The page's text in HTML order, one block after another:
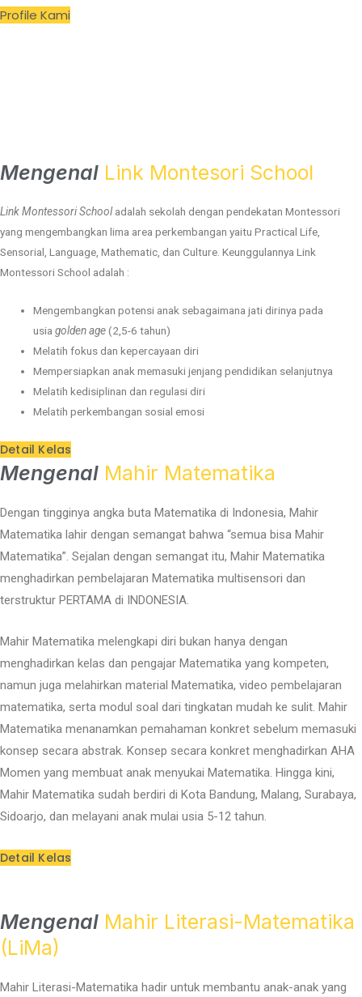
Profile Kami
Mengenal Link Montesori School
Link Montessori Schooladalah sekolah dengan pendekatan Montessori
yang mengembangkan lima area perkembangan yaitu Practical Life,
Sensorial, Language, Mathematic, dan Culture. Keunggulannya Link
Montessori School adalah :
Mengembangkan potensi anak sebagaimana jati dirinya pada
usiagolden age(2,5-6 tahun)
Melatih fokus dan kepercayaan diri
Mempersiapkan anak memasuki jenjang pendidikan selanjutnya
Melatih kedisiplinan dan regulasi diri
Melatih perkembangan sosial emosi
Detail Kelas
Mengenal Mahir Matematika
Dengan tingginya angka buta Matematika di Indonesia, Mahir
Matematika lahir dengan semangat bahwa “semua bisa Mahir
Matematika”. Sejalan dengan semangat itu, Mahir Matematika
menghadirkan pembelajaran Matematika multisensori dan
terstruktur PERTAMA di INDONESIA.
Mahir Matematika melengkapi diri bukan hanya dengan
menghadirkan kelas dan pengajar Matematika yang kompeten,
namun juga melahirkan material Matematika, video pembelajaran
matematika, serta modul soal dari tingkatan mudah ke sulit. Mahir
Matematika menanamkan pemahaman konkret sebelum memasuki
konsep secara abstrak. Konsep secara konkret menghadirkan AHA
Momen yang membuat anak menyukai Matematika. Hingga kini,
Mahir Matematika sudah berdiri di Kota Bandung, Malang, Surabaya,
Sidoarjo, dan melayani anak mulai usia 5-12 tahun.
Detail Kelas
Mengenal Mahir Literasi-Matematika
(LiMa)
Mahir Literasi-Matematika hadir untuk membantu anak-anak yang